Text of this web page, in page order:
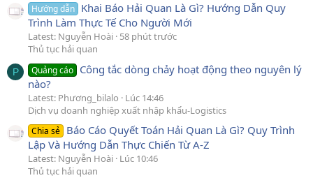
Hướng dẫn Khai Báo Hải Quan Là Gì? Hướng Dẫn Quy
Trình Làm Thực Tế Cho Người Mới
Latest: Nguyễn Hoài 58 phút trước
Thủ tục hải quan
P Quảng cáo Công tắc dòng chảy hoạt động theo nguyên lý
nào?
Latest: Phương_bilalo
Lúc 14:46
Dịch vụ doanh nghiệp xuất nhập khẩu-Logistics
Chia sẻ Báo Cáo Quyết Toán Hải Quan Là Gì? Quy Trình
Lập Và Hướng Dẫn Thực Chiến Từ A-Z
Latest: Nguyễn Hoài Lúc 10:46
Thủ tục hải quan